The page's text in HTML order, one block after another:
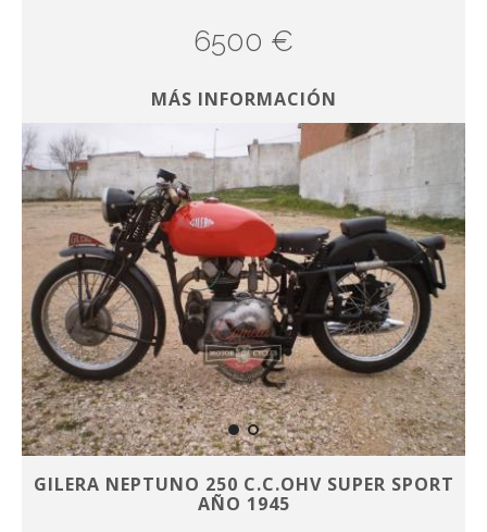
6500 €
MÁS INFORMACIÓN
GILERA NEPTUNO 250 C.C.OHV SUPER SPORT
AÑO 1945